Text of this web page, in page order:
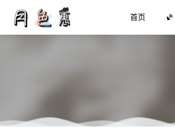
首页